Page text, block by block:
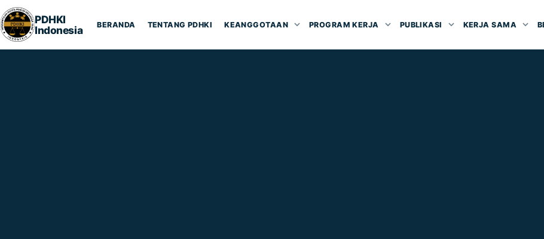
Lompat ke konten
PDHKI
Indonesia
BERANDA TENTANG PDHKI KEANGGOTAAN PROGRAM KERJA PUBLIKASI KERJA SAMA